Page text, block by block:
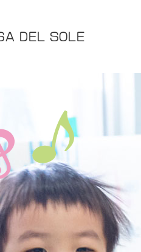
DEL SOLE